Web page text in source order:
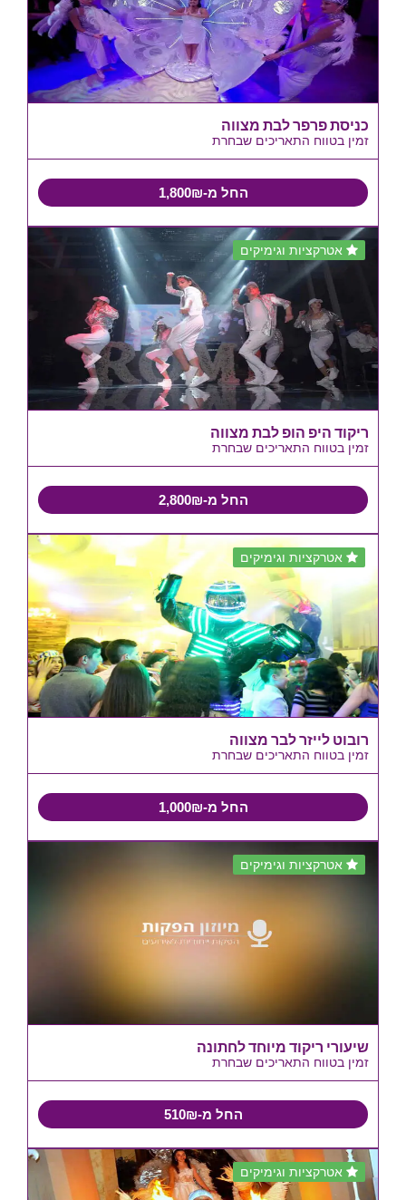
כניסת פרפר לבת מצווה
זמין בטווח התאריכים שבחרת
החל מ-1,800₪
אטרקציות וגימיקים
ריקוד היפ הופ לבת מצווה
זמין בטווח התאריכים שבחרת
החל מ-2,800₪
אטרקציות וגימיקים
רובוט לייזר לבר מצווה
זמין בטווח התאריכים שבחרת
החל מ-1,000₪
אטרקציות וגימיקים
שיעורי ריקוד מיוחד לחתונה
זמין בטווח התאריכים שבחרת
החל מ-510₪
אטרקציות וגימיקים